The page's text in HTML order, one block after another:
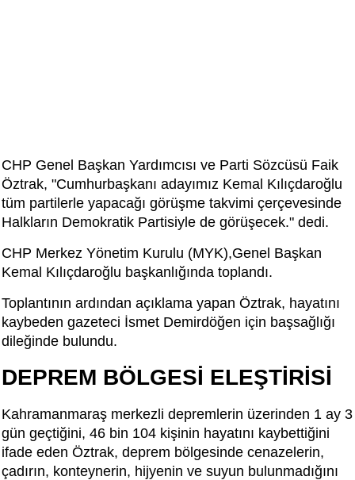
CHP Genel Başkan Yardımcısı ve Parti Sözcüsü Faik
Öztrak, "Cumhurbaşkanı adayımız Kemal Kılıçdaroğlu
tüm partilerle yapacağı görüşme takvimi çerçevesinde
Halkların Demokratik Partisiyle de görüşecek." dedi.
CHP Merkez Yönetim Kurulu (MYK),Genel Başkan
Kemal Kılıçdaroğlu başkanlığında toplandı.
Toplantının ardından açıklama yapan Öztrak, hayatını
kaybeden gazeteci İsmet Demirdöğen için başsağlığı
dileğinde bulundu.
DEPREM BÖLGESİ ELEŞTİRİSİ
Kahramanmaraş merkezli depremlerin üzerinden 1 ay 3
gün geçtiğini, 46 bin 104 kişinin hayatını kaybettiğini
ifade eden Öztrak, deprem bölgesinde cenazelerin,
çadırın, konteynerin, hijyenin ve suyun bulunmadığını